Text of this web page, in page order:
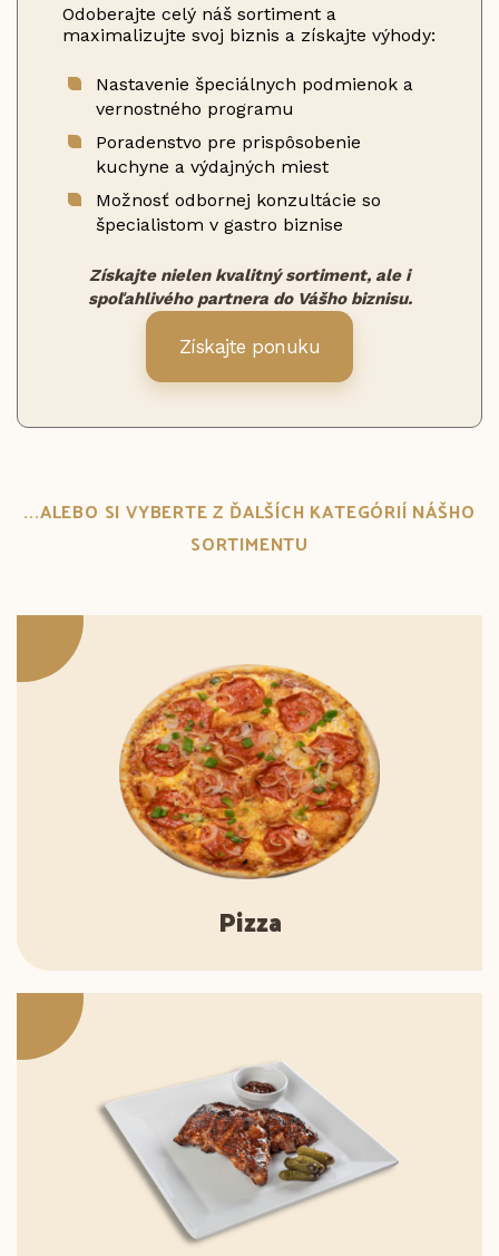
Odoberajte celý náš sortiment a
maximalizujte svoj biznis a získajte výhody:
Nastavenie špeciálnych podmienok a
vernostného programu
Poradenstvo pre prispôsobenie
kuchyne a výdajných miest
Možnosť odbornej konzultácie so
špecialistom v gastro biznise
Získajte nielen kvalitný sortiment, ale i
spoľahlivého partnera do Vášho biznisu.
Získajte ponuku
...ALEBO SI VYBERTE Z ĎALŠÍCH KATEGÓRIÍ NÁŠHO
SORTIMENTU
Pizza